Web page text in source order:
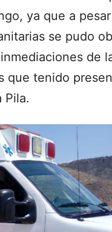
ya que a
se pudo
de
que tenido
Pila.